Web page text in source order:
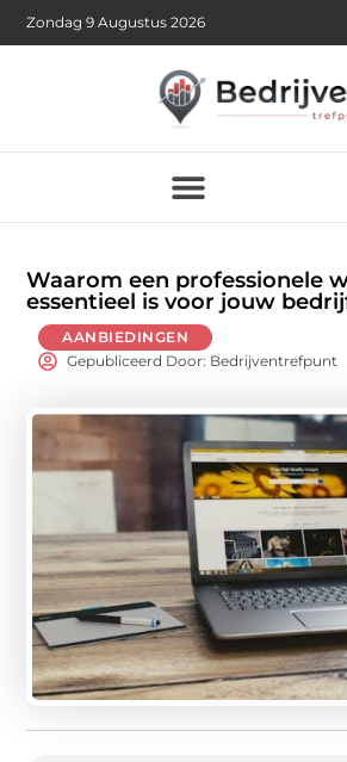
Zondag 9 Augustus 2026
Waarom een professionele
essentieel is voor jouw
AANBIEDINGEN
Gepubliceerd Door: Bedrijventrefpunt